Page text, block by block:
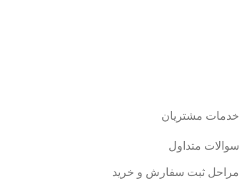
خدمات مشتریان
سوالات متداول
مراحل ثبت سفارش و خرید